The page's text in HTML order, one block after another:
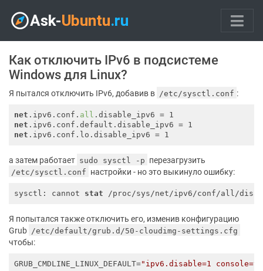
Как отключить IPv6 в подсистеме
Windows для Linux?
Я пытался отключить IPv6, добавив в /etc/sysctl.conf :
net .ipv6.conf. all
net
net
а затем работает sudo sysctl -p перезагрузить
/etc/sysctl.conf настройки - но это выкинуло ошибку:
sysctl: cannot stat /proc/sys/net/ipv6/conf/all/
Я попытался также отключить его, изменив конфигурацию
Grub /etc/default/grub.d/50-cloudimg-settings.cfg
чтобы:
GRUB_CMDLINE_LINUX_DEFAULT="ipv6.disable=1